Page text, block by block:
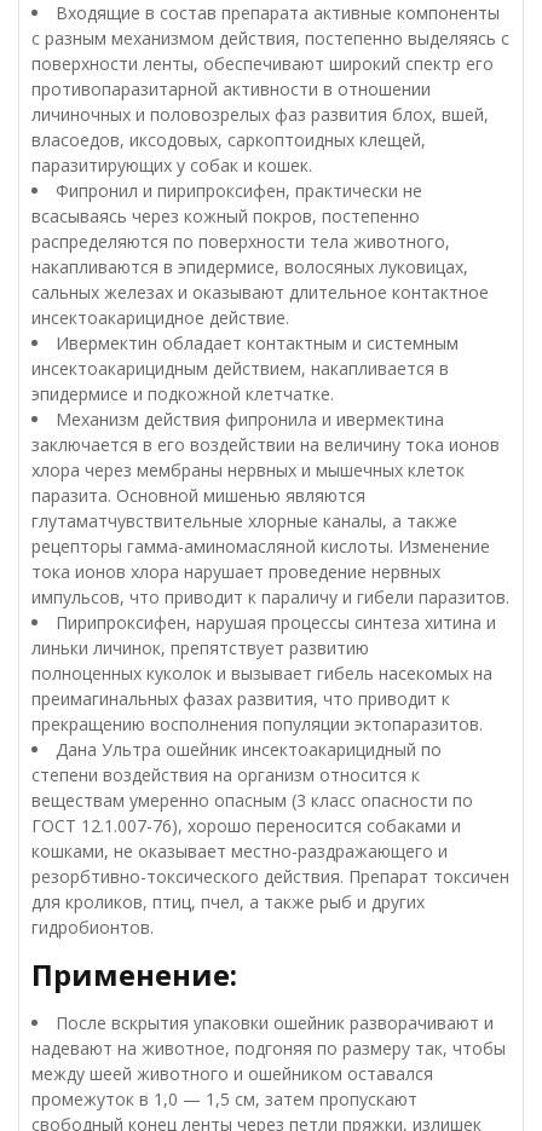
Входящие в состав препарата активные компоненты
с разным механизмом действия, постепенно выделяясь с
поверхности ленты, обеспечивают широкий спектр его
противопаразитарной активности в отношении
личиночных и половозрелых фаз развития блох, вшей,
власоедов, иксодовых, саркоптоидных клещей,
паразитирующих у собак и кошек.
Фипронил и пирипроксифен, практически не
всасываясь через кожный покров, постепенно
распределяются по поверхности тела животного,
накапливаются в эпидермисе, волосяных луковицах,
сальных железах и оказывают длительное контактное
инсектоакарицидное действие.
Ивермектин обладает контактным и системным
инсектоакарицидным действием, накапливается в
эпидермисе и подкожной клетчатке.
Механизм действия фипронила и ивермектина
заключается в его воздействии на величину тока ионов
хлора через мембраны нервных и мышечных клеток
паразита. Основной мишенью являются
глутаматчувствительные хлорные каналы, а также
рецепторы гамма-аминомасляной кислоты. Изменение
тока ионов хлора нарушает проведение нервных
импульсов, что приводит к параличу и гибели паразитов.
Пирипроксифен, нарушая процессы синтеза хитина и
линьки личинок, препятствует развитию
полноценных куколок и вызывает гибель насекомых на
преимагинальных фазах развития, что приводит к
прекращению восполнения популяции эктопаразитов.
Дана Ультра ошейник инсектоакарицидный по
степени воздействия на организм относится к
веществам умеренно опасным (3 класс опасности по
ГОСТ 12.1.007-76), хорошо переносится собаками и
кошками, не оказывает местно-раздражающего и
резорбтивно-токсического действия. Препарат токсичен
для кроликов, птиц, пчел, а также рыб и других
гидробионтов.
Применение:
После вскрытия упаковки ошейник разворачивают и
надевают на животное, подгоняя по размеру так, чтобы
между шеей животного и ошейником оставался
промежуток в 1,0 — 1,5 см, затем пропускают
свободный конец ленты через петли пряжки, излишек